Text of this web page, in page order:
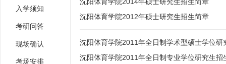
入学须知
考研问答
现场确认
考场安排
沈阳体育学院2012年硕士研究生招生简章
沈阳体育学院2011年全日制学术型硕士学位研
沈阳体育学院2011年全日制专业学位研究生招